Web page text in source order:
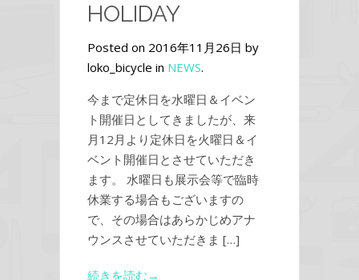
HOLIDAY
Posted on 2016年11月26日 by
loko_bicycle in NEWS.
今まで定休日を水曜日＆イベン
ト開催日としてきましたが、来
月12月より定休日を火曜日＆イ
ベント開催日とさせていただき
ます。 水曜日も展示会等で臨時
休業する場合もございますの
で、その場合はあらかじめアナ
ウンスさせていただきま […]
続きを読む→